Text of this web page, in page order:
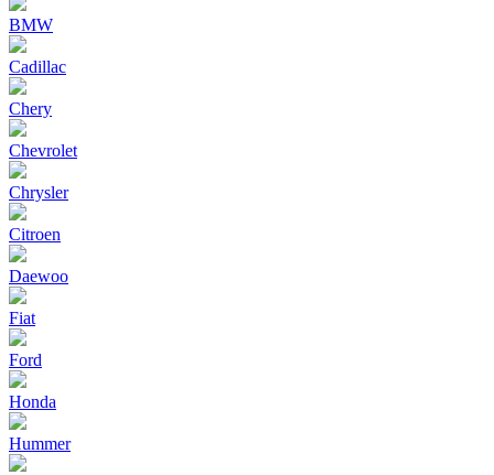
BMW
Cadillac
Chery
Chevrolet
Chrysler
Citroen
Daewoo
Fiat
Ford
Honda
Hummer